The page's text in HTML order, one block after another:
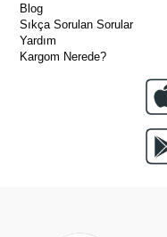
Blog
Sıkça Sorulan Sorular
Yardım
Kargom Nerede?